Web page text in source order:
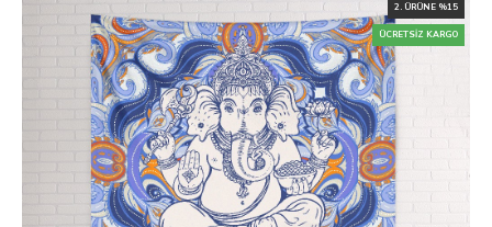
ÜCRETSIZ KARGO
2. ÜRÜNE %15